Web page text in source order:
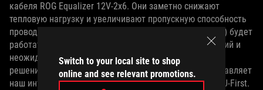
Switch to your local site to shop
online and see relevant promotions.
кабеля ROG Equalizer 12V‑2x6. Они заметно снижают
тепловую нагрузку и увеличивают пропускную способность
проводов, так что ваша видеокарта (или видеокарты!) будет
работать безопасно и стабильно – без предупреждений и
неожиданных отключений, которыми иногда грешат
решения конкурентов. Еще один уровень защиты добавляет
наш интеллектуальный стабилизатор напряжения GPU‑First.